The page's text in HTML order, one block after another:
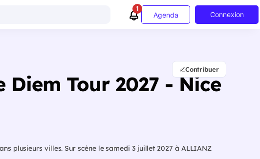
1
Agenda Connexion
Diem Tour 2027 - Nice
plusieurs villes. Sur scène le samedi 3 juillet 2027 à ALLIANZ
Contribuer